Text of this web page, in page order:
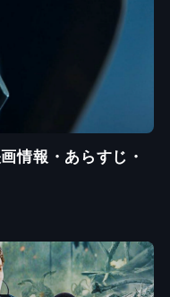
情報・あらすじ・